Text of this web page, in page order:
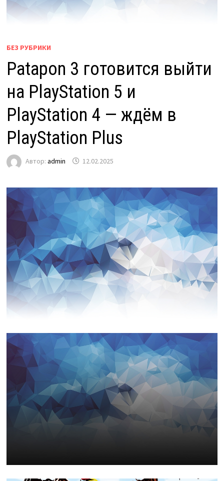
БЕЗ РУБРИКИ
Patapon 3 готовится выйти
на PlayStation 5 и
PlayStation 4 — ждём в
PlayStation Plus
Автор: admin 12.02.2025